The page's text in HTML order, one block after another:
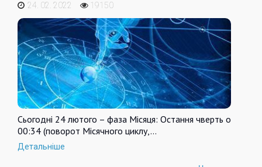
24. 02. 2022
19150
Сьогодні 24 лютого – фаза Місяця: Остання чверть о
00:34 (поворот Місячного циклу,…
Детальніше